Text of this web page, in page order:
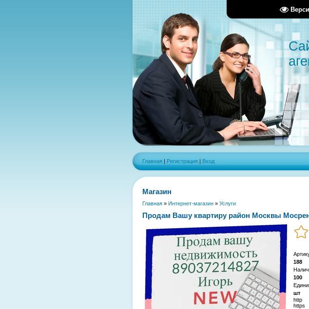
Главная | Регистрация | Вход
Магазин
Главная » Интернет-магазин » Услуги
Продам Вашу квартиру район Москвы
188
100
шт
http
https